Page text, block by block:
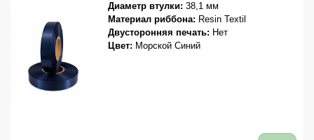
Диаметр втулки: 38,1 мм
Материал риббона: Resin Textil
Двусторонняя печать: Нет
Цвет: Морской Синий